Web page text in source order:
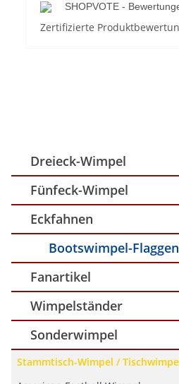
SHOPVOTE -
Zertifizierte
Dreieck-Wimpel
Fünfeck-Wimpel
Eckfahnen
Bootswimpel-Flaggen
Fanartikel
Wimpelständer
Sonderwimpel
Stammtisch-Wimpel /